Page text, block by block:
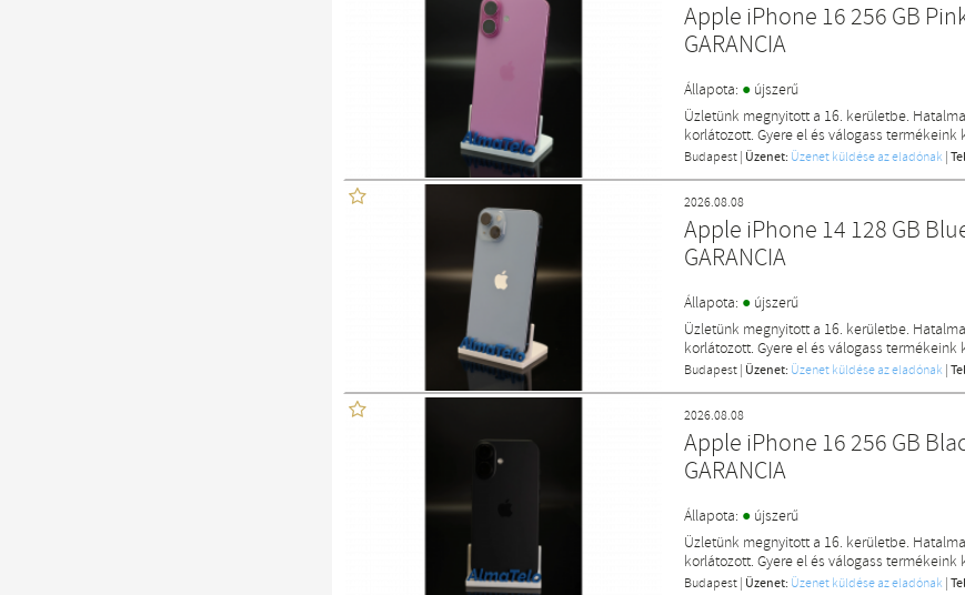
Apple iPhone 16 256 GB
GARANCIA
Állapota: ● újszerű
Üzletünk megnyitott a 16. kerületbe.
korlátozott. Gyere el és válogass termékeink
Budapest Üzenet: Üzenet küldése az eladónak
2026.08.08
Apple iPhone 14 128 GB
GARANCIA
Állapota: ● újszerű
Üzletünk megnyitott a 16. kerületbe.
korlátozott. Gyere el és válogass termékeink
Budapest Üzenet: Üzenet küldése az eladónak
2026.08.08
Apple iPhone 16 256 GB
GARANCIA
Állapota: ● újszerű
Üzletünk megnyitott a 16. kerületbe.
korlátozott. Gyere el és válogass termékeink
Budapest Üzenet: Üzenet küldése az eladónak